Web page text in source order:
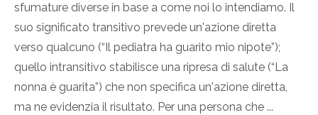
sfumature diverse in base a come noi lo intendiamo. Il
suo significato transitivo prevede un'azione diretta
verso qualcuno (“Il pediatra ha guarito mio nipote”);
quello intransitivo stabilisce una ripresa di salute (“La
nonna è guarita”) che non specifica un'azione diretta,
ma ne evidenzia il risultato. Per una persona che ...